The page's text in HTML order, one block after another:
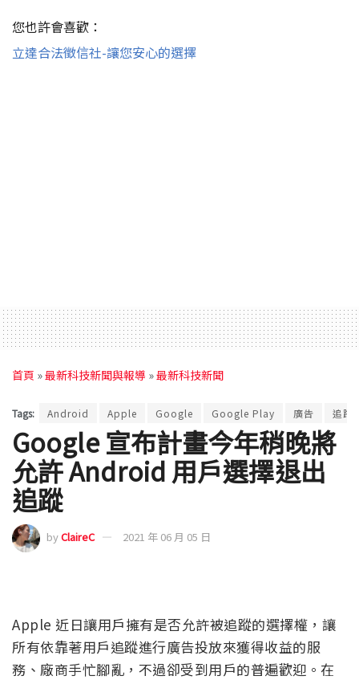
您也許會喜歡：
立達合法徵信社-讓您安心的選擇
首頁 »最新科技新聞與報導 »最新科技新聞
Tags: Android Apple Google Google Play 廣告 追蹤
Google 宣布計畫今年稍晚將
允許 Android 用戶選擇退出
追蹤
byClaireC 2021 年 06 月 05 日
Apple 近日讓用戶擁有是否允許被追蹤的選擇權，讓
所有依靠著用戶追蹤進行廣告投放來獲得收益的服
務、廠商手忙腳亂，不過卻受到用戶的普遍歡迎。在